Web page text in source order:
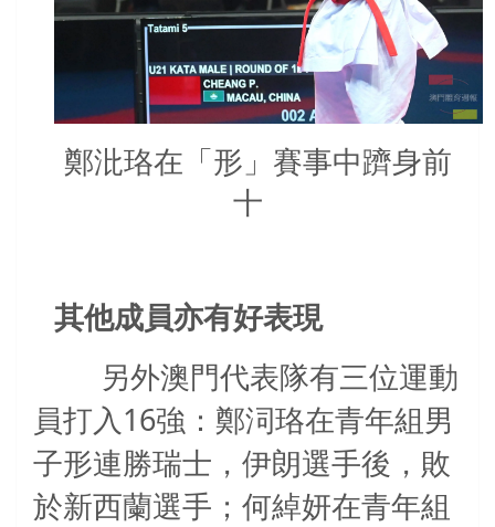
鄭沘珞在「形」賽事中躋身前
十
其他成員亦有好表現
另外澳門代表隊有三位運動
員打入 16強：鄭泀珞在青年組男
子形連勝瑞士，伊朗選手後，敗
於新西蘭選手；何綽妍在青年組